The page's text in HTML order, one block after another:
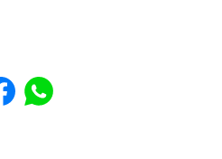
Share to Facebook
Share to WhatsApp